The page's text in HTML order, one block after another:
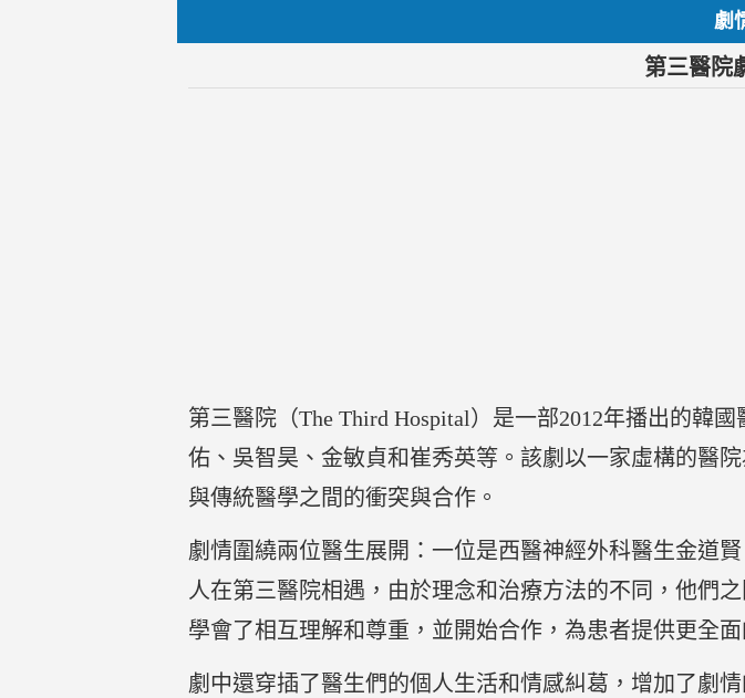
劇
第三醫院
第三醫院（The Third Hospital）是一部2012年播出的韓
佑、吳智昊、金敏貞和崔秀英等。該劇以一家虛構的醫
與傳統醫學之間的衝突與合作。
劇情圍繞兩位醫生展開：一位是西醫神經外科醫生金道
人在第三醫院相遇，由於理念和治療方法的不同，他們
學會了相互理解和尊重，並開始合作，為患者提供更全面
劇中還穿插了醫生們的個人生活和情感糾葛，增加了劇